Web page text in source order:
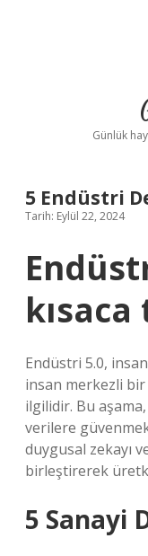
Günlük
5 Endüstri
Tarih: Eylül 22, 2024
kısaca
Endüstri 5.0,
insan merkezli
ilgilidir. Bu
verilere güvenmek
duygusal zekayı
birleştirerek
5 Sanayi